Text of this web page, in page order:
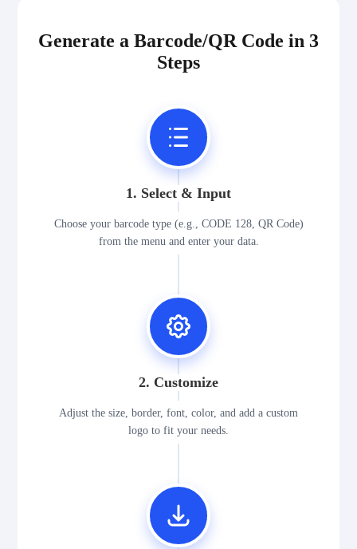
Generate a Barcode/QR Code in 3
Steps
1. Select & Input
Choose your barcode type (e.g., CODE 128, QR Code)
from the menu and enter your data.
2. Customize
Adjust the size, border, font, color, and add a custom
logo to fit your needs.